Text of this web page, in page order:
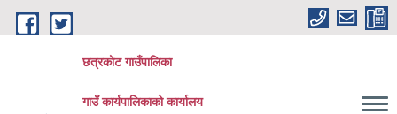
Skip to main content
छत्रकोट गाउँपालिका
गाउँ कार्यपालिकाको कार्यालय